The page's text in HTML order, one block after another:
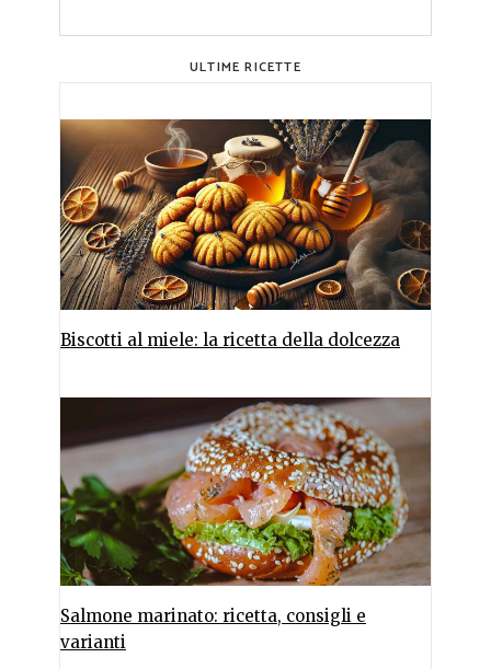
ULTIME RICETTE
Biscotti al miele: la ricetta della dolcezza
Salmone marinato: ricetta, consigli e
varianti